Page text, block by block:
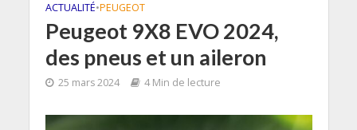
ACTUALITÉ•PEUGEOT
Peugeot 9X8 EVO 2024,
des pneus et un aileron
25 mars 2024 4 Min de lecture